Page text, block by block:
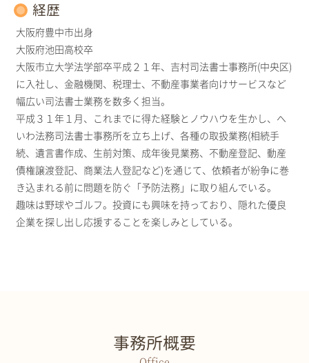
経歴
大阪府豊中市出身
大阪府池田高校卒
大阪市立大学法学部卒平成２１年、吉村司法書士事務所(中央区)
に入社し、金融機関、税理士、不動産事業者向けサービスなど
幅広い司法書士業務を数多く担当。
平成３１年１月、これまでに得た経験とノウハウを生かし、へ
いわ法務司法書士事務所を立ち上げ、各種の取扱業務(相続手
続、遺言書作成、生前対策、成年後見業務、不動産登記、動産
債権譲渡登記、商業法人登記など)を通じて、依頼者が紛争に巻
き込まれる前に問題を防ぐ「予防法務」に取り組んでいる。
趣味は野球やゴルフ。投資にも興味を持っており、隠れた優良
企業を探し出し応援することを楽しみとしている。
事務所概要